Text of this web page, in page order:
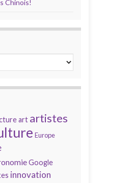
Chinois!
art artistes
Europe
Google
innovation